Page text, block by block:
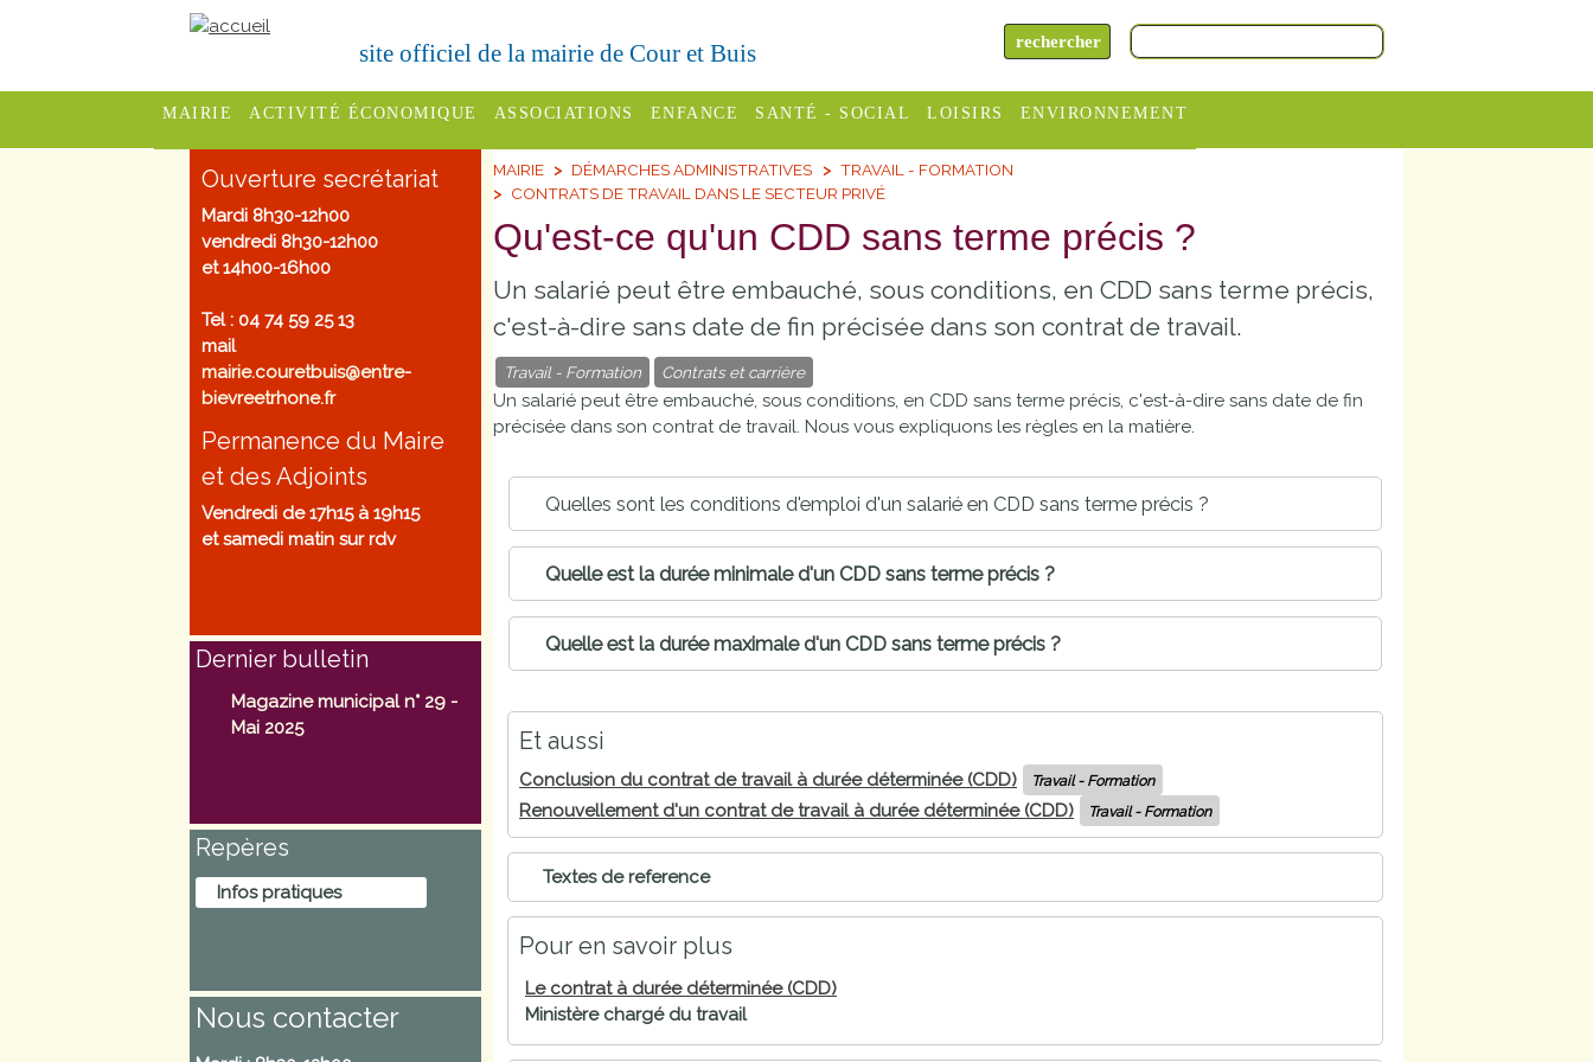
site officiel de la mairie de Cour et Buis
MAIRIE
Conseil
Municipal
Les
communales et
intercommunales
Municipaux
Urbanisme
Réglementation
Démarches
Rhône
Médiathèque
ACTIVITÉ ÉCONOMIQUE
Services
Commerces
Démarches
administratives
ASSOCIATIONS
Comité des
FC Varèze
Sou des
écoles
Démarches
administratives
ENFANCE
Assistantes
Relais
assistante
maternelle
Pôle petite
enfance
Etablissements
scolaires
publics
Établissements
scolaires
privés
SANTÉ - SOCIAL
Centres
CCAS
Conseil
Départemental
des Trois
Rivières
LOISIRS
Offices
de
tourisme
Piscines
proches de
Cour et
Buis
Visiter,
s'amuser
ENVIRONNEMENT
Redevance
incitative
MAIRIE DÉMARCHES ADMINISTRATIVES
TRAVAIL - FORMATION
CONTRATS DE TRAVAIL DANS LE SECTEUR PRIVÉ
Qu'est-ce qu'un CDD sans terme précis ?
Un salarié peut être embauché, sous conditions, en CDD sans terme précis,
c'est-à-dire sans date de fin précisée dans son contrat de travail.
Travail - Formation Contrats et carrière
Un salarié peut être embauché, sous conditions, en CDD sans terme précis, c'est-à-dire sans date de fin
précisée dans son contrat de travail. Nous vous expliquons les règles en la matière.
Quelles sont les conditions d'emploi d'un salarié en CDD sans terme précis ?
Quelle est la durée minimale d'un CDD sans terme précis ?
Quelle est la durée maximale d'un CDD sans terme précis ?
Et aussi
Conclusion du contrat de travail à durée déterminée (CDD) Travail - Formation
Renouvellement d'un contrat de travail à durée déterminée (CDD) Travail - Formation
Textes de reference
Pour en savoir plus
Le contrat à durée déterminée (CDD)
Ministère chargé du travail
Ouverture secrétariat
Mardi 8h30-12h00
vendredi 8h30-12h00
et 14h00-16h00
Tel : 04 74 59 25 13
mail
mairie.couretbuis@entre-
bievreetrhone.fr
Permanence du Maire
et des Adjoints
Vendredi de 17h15 à 19h15
et samedi matin sur rdv
Dernier bulletin
Magazine municipal n° 29 -
Mai 2025
Repères
Infos pratiques
Nous contacter